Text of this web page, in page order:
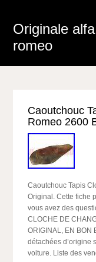
Originale alfa
romeo
Caoutchouc
Romeo 2600
Caoutchouc Tapis
Original. Cette fiche
vous avez des
CLOCHE DE
ORIGINAL, EN BON
détachées d’origine
voiture. Liste des